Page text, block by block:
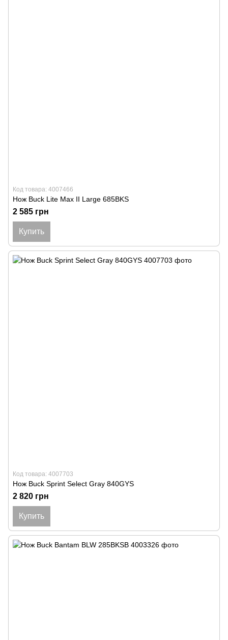
Код товара: 4007466
Нож Buck Lite Max II Large 685BKS
2 585 грн
Купить
Код товара: 4007703
Нож Buck Sprint Select Gray 840GYS
2 820 грн
Купить